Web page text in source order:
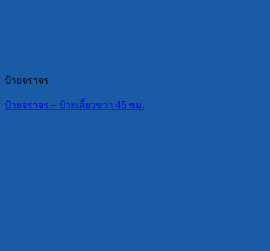
ป้ายจราจร
ป้ายจราจร – ป้ายเลี้ยวขวา 45 ซม.